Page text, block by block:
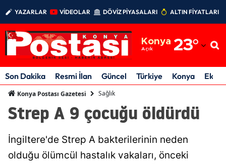
YAZARLAR VİDEOLAR DÖVİZ PİYASALARI ALTIN FİYATLARI
Konya
Açık 23°
Adıyaman
Afyonkarahisar
Amasya
Antalya
Son Dakika Resmi İlan Güncel Türkiye Konya
Konya Postası Gazetesi Sağlık
Strep A 9 çocuğu öldürdü
İngiltere'de Strep A bakterilerinin neden
olduğu ölümcül hastalık vakaları, önceki